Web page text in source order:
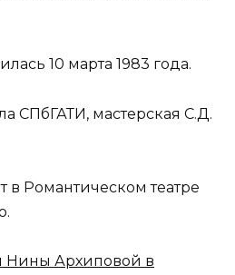
10 марта 1983 года.
СПбГАТИ, мастерская С.Д.
в Романтическом театре
Нины Архиповой в